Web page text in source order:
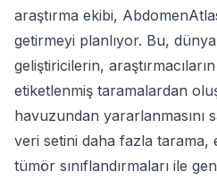
araştırma ekibi,
getirmeyi planlıyor. Bu,
geliştiricilerin,
etiketlenmiş taramalardan
havuzundan yararlanmasını
veri setini daha fazla tarama,
tümör sınıflandırmaları ile